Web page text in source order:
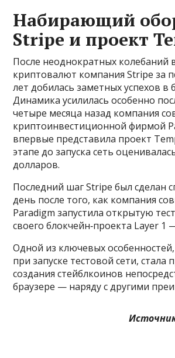
Набирающий
Stripe и проект
После неоднократных колебаний
криптовалют компания Stripe за
лет добилась заметных успехов в
Динамика усилилась особенно
четыре месяца назад компания
криптоинвестиционной фирмой
впервые представила проект
этапе до запуска сеть
долларов.
Последний шаг Stripe был сделан
день после того, как компания
Paradigm запустила открытую
своего блокчейн‑проекта Layer 1
Одной из ключевых
при запуске тестовой сети, стала
создания стейблкоинов
браузере — наряду с другими